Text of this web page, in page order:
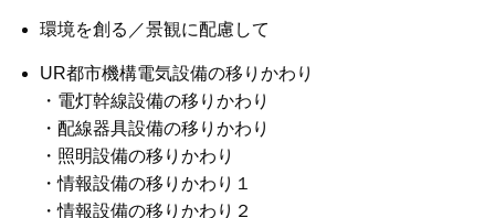
環境を創る／景観に配慮して
UR都市機構電気設備の移りかわり
・電灯幹線設備の移りかわり
・配線器具設備の移りかわり
・照明設備の移りかわり
・情報設備の移りかわり１
・情報設備の移りかわり２